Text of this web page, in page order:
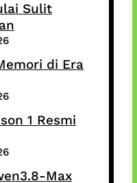
Sulit
di Era
1 Resmi
Max